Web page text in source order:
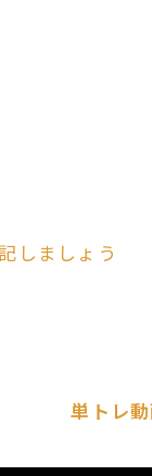
しましょう
単トレ